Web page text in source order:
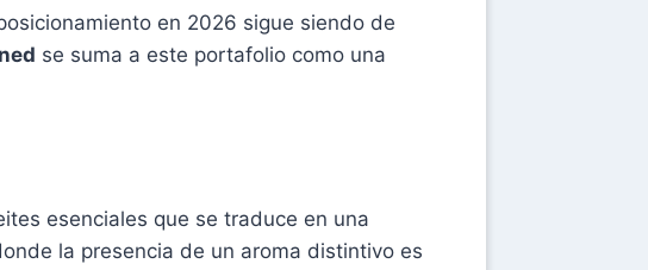
en 2026 sigue siendo de
se suma a este portafolio como una
esenciales que se traduce en una
la presencia de un aroma distintivo es